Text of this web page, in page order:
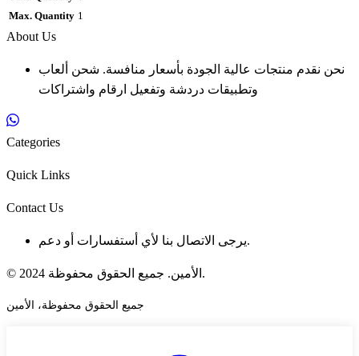
Max. Quantity 1
About Us
نحن نقدم منتجات عالية الجودة بأسعار منافسة. شحن ألعاب
وتطبيقات دردشة وتفعيل ارقام واشتراكات
Categories
Quick Links
Contact Us
يرجى الاتصال بنا لأي أستفسارات أو دعم.
© 2024 الأمين. جميع الحقوق محفوظة.
جميع الحقوق محفوظة، الأمين